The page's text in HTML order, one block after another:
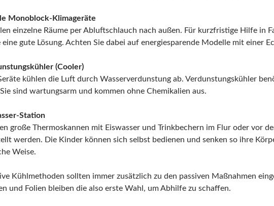
Monoblock-Klimageräte
einzelne Räume per Abluftschlauch nach außen. Für kurzfristige Hilfe in
eine gute Lösung. Achten Sie dabei auf energiesparende Modelle mit einer
(Cooler)
kühlen die Luft durch Wasserverdunstung ab. Verdunstungskühler
sind wartungsarm und kommen ohne Chemikalien aus.
Station
große Thermoskannen mit Eiswasser und Trinkbechern im Flur oder vor
werden. Die Kinder können sich selbst bedienen und senken so ihre
Weise.
Kühlmethoden sollten immer zusätzlich zu den passiven Maßnahmen
und Folien bleiben die also erste Wahl, um Abhilfe zu schaffen.